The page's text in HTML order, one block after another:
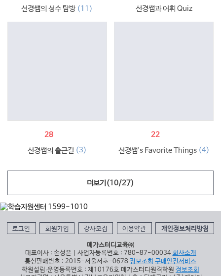
선경쌤의 성수 탐방 (11)
선경쌤과 어휘 Quiz
28
선경쌤의 출근길 (3)
22
선경쌤's Favorite Things (4)
더보기(10/27)
로그인 회원가입 강사모집 이용약관 개인정보처리방침
메가스터디교육㈜
대표이사 : 손성은 | 사업자등록번호 : 780-87-00034 회사소개
통신판매번호 : 2015-서울서초-0678 정보조회 구매안전서비스
학원설립∙운영등록번호 : 제10176호 메가스터디원격학원 정보조회